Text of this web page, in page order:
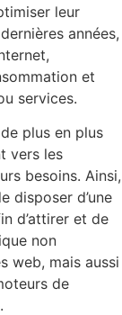
leur
années,
et
services.
plus en plus
vers les
besoins. Ainsi,
disposer d’une
d’attirer et de
non
web, mais aussi
de